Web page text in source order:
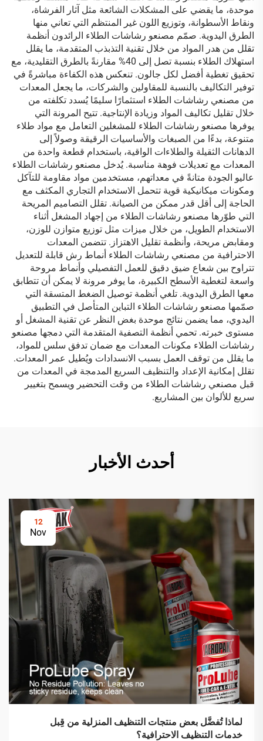
موحدة، ما يقضي على المشكلات الشائعة مثل آثار الفرشاة،
ونقاط الأسطوانة، وتوزيع اللون غير المنتظم التي تعاني منها
الطرق اليدوية. صمّم مصنعو رشاشات الطلاء الرائدون أنظمة
تقلل من هدر المواد من خلال تقنية التذبذب المتقدمة، ما يقلل
استهلاك الطلاء بنسبة تصل إلى 40% مقارنةً بالطرق التقليدية، مع
تحقيق تغطية أفضل لكل جالون. تنعكس هذه الكفاءة مباشرةً في
توفير التكاليف بالنسبة للمقاولين والشركات، ما يجعل المعدات
من مصنعي رشاشات الطلاء استثمارًا سليمًا يُسدد تكلفته من
خلال تقليل تكاليف المواد وزيادة الإنتاجية. تتيح المرونة التي
يوفرها مصنعو رشاشات الطلاء للمشغلين التعامل مع مواد طلاء
متنوعة، بدءًا من الصبغات والأساسيات الرقيقة وصولاً إلى
الدهانات الثقيلة والطلاءات الواقية، باستخدام قطعة واحدة من
المعدات مع تعديلات فوهة مناسبة. يُدخل مصنعو رشاشات الطلاء
عاليو الجودة متانةً في معداتهم، مستخدمين مواد مقاومة للتآكل
ومكونات ميكانيكية قوية تتحمل الاستخدام التجاري المكثف مع
الحاجة إلى أقل قدر ممكن من الصيانة. تقلل التصاميم المريحة
التي طوّرها مصنعو رشاشات الطلاء من إجهاد المشغل أثناء
الاستخدام الطويل، من خلال ميزات مثل توزيع متوازن للوزن،
ومقابض مريحة، وأنظمة تقليل الاهتزاز. تتضمن المعدات
الاحترافية من مصنعي رشاشات الطلاء أنماط رش قابلة للتعديل
تتراوح بين شعاع ضيق دقيق للعمل التفصيلي وأنماط مروحة
واسعة لتغطية الأسطح الكبيرة، ما يوفر مرونة لا يمكن أن تتطابق
معها الطرق اليدوية. تلغي أنظمة توصيل الضغط المتسقة التي
صمّمها مصنعو رشاشات الطلاء التباين المتأصل في التطبيق
اليدوي، مما يضمن نتائج موحدة بغض النظر عن تقنية المشغل أو
مستوى خبرته. تحمي أنظمة التصفية المتقدمة التي دمجها مصنعو
رشاشات الطلاء مكونات المعدات مع ضمان تدفق سلس للمواد،
ما يقلل من توقف العمل بسبب الانسدادات ويُطيل عمر المعدات.
تقلل إمكانية الإعداد والتنظيف السريع المدمجة في المعدات من
قبل مصنعي رشاشات الطلاء من وقت التحضير ويسمح بتغيير
سريع للألوان بين المشاريع.
أحدث الأخبار
12
Nov
لماذا تُفضَّل بعض منتجات التنظيف المنزلية من قِبل
خدمات التنظيف الاحترافية؟